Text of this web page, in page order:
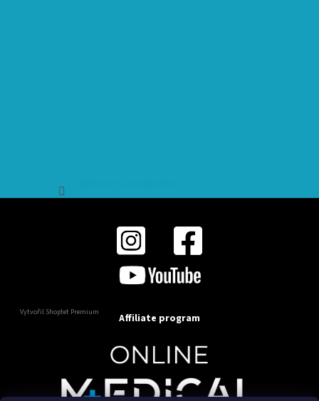
Vytvořil Shoptet Premium Affiliate program